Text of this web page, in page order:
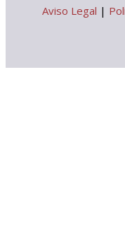
Aviso Legal |